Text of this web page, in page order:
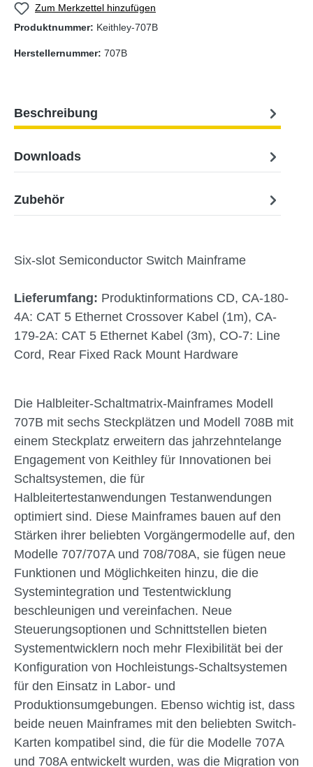
Zum Merkzettel hinzufügen
Produktnummer: Keithley-707B
Herstellernummer: 707B
Beschreibung
Downloads
Zubehör
Six-slot Semiconductor Switch Mainframe
Lieferumfang: Produktinformations CD, CA-180-
4A: CAT 5 Ethernet Crossover Kabel (1m), CA-
179-2A: CAT 5 Ethernet Kabel (3m), CO-7: Line
Cord, Rear Fixed Rack Mount Hardware
Die Halbleiter-Schaltmatrix-Mainframes Modell
707B mit sechs Steckplätzen und Modell 708B mit
einem Steckplatz erweitern das jahrzehntelange
Engagement von Keithley für Innovationen bei
Schaltsystemen, die für
Halbleitertestanwendungen Testanwendungen
optimiert sind. Diese Mainframes bauen auf den
Stärken ihrer beliebten Vorgängermodelle auf, den
Modelle 707/707A und 708/708A, sie fügen neue
Funktionen und Möglichkeiten hinzu, die die
Systemintegration und Testentwicklung
beschleunigen und vereinfachen. Neue
Steuerungsoptionen und Schnittstellen bieten
Systementwicklern noch mehr Flexibilität bei der
Konfiguration von Hochleistungs-Schaltsystemen
für den Einsatz in Labor- und
Produktionsumgebungen. Ebenso wichtig ist, dass
beide neuen Mainframes mit den beliebten Switch-
Karten kompatibel sind, die für die Modelle 707A
und 708A entwickelt wurden, was die Migration von